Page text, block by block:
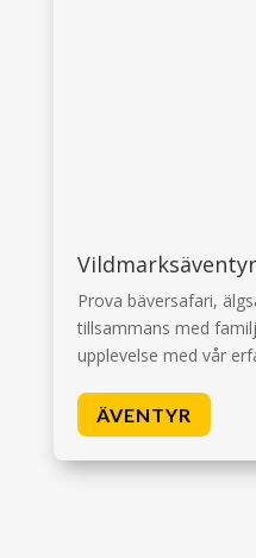
Vildmarksäventyr
Prova bäversafari,
tillsammans med
upplevelse med vår
ÄVENTYR